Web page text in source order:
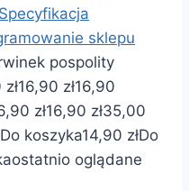
Specyfikacja
sklepu
pospolity
16,90 zł16,90
zł16,90 zł35,00
Do koszyka14,90 złDo
ostatnio oglądane